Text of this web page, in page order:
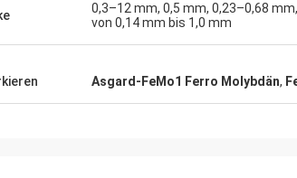
0,3–12 mm, 0,5 mm, 0,23–0,68
von 0,14 mm bis 1,0 mm
Asgard-FeMo1 Ferro Molybdän,